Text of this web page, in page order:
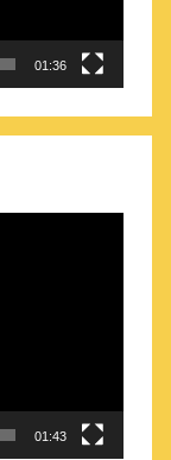
01:36
01:43